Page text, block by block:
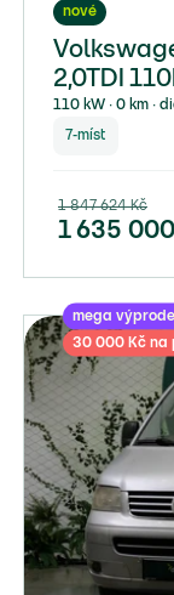
nové
2,0TDI
110 kW ∙ 0 km ∙
7-míst
1 847 624Kč
1 635 000
mega
30 000 Kč na